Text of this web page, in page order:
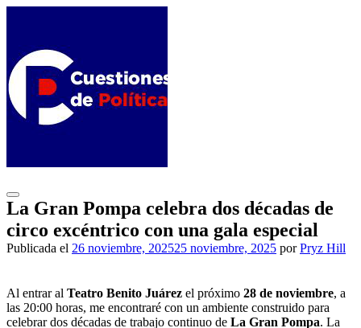
La Gran Pompa celebra dos décadas de
circo excéntrico con una gala especial
Publicada el 26 noviembre, 202525 noviembre, 2025 porPryz Hill
Al entrar al Teatro Benito Juárez el próximo 28 de noviembre, a
las 20:00 horas, me encontraré con un ambiente construido para
celebrar dos décadas de trabajo continuo de La Gran Pompa. La